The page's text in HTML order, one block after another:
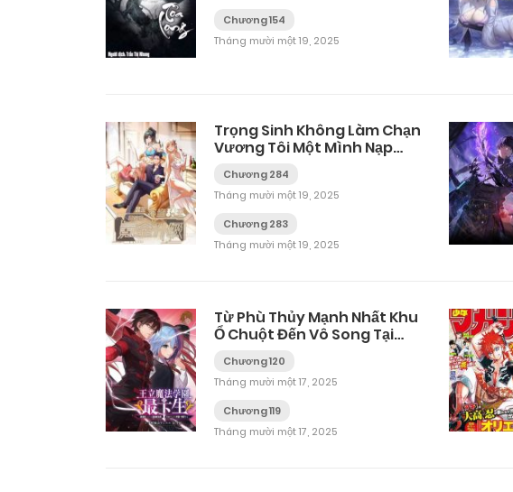
Chương 154
Tháng mười một 19, 2025
Trọng Sinh Không Làm Chạn
Vương Tôi Một Mình Nạp
Chương 284
Tháng mười một 19, 2025
Chương 283
Tháng mười một 19, 2025
Từ Phù Thủy Mạnh Nhất Khu
Ổ Chuột Đến Vô Song Tại
Gia
Chương 120
Tháng mười một 17, 2025
Chương 119
Tháng mười một 17, 2025